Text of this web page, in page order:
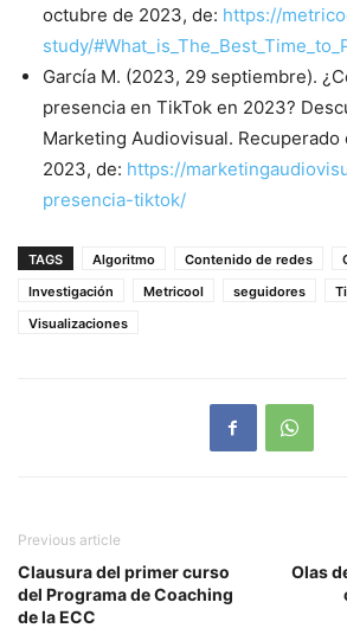
octubre de 2023, de: https://
study/
García M. (2023, 29 septiembre).
presencia en TikTok en 2023?
Marketing Audiovisual. Recuperado
2023, de: https://
presencia-tiktok/
TAGS Algoritmo Contenido de redes
Investigación
Metricool seguidores
Visualizaciones
Previous article
Clausura del primer curso
del Programa de Coaching
de la ECC
Olas